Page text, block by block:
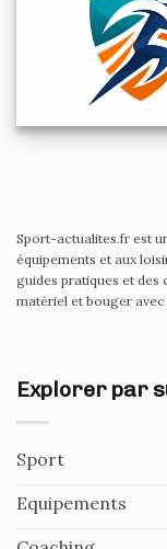
Sport-actualites.fr est
équipements et aux
guides pratiques et
matériel et bouger
Explorer par
Sport
Equipements